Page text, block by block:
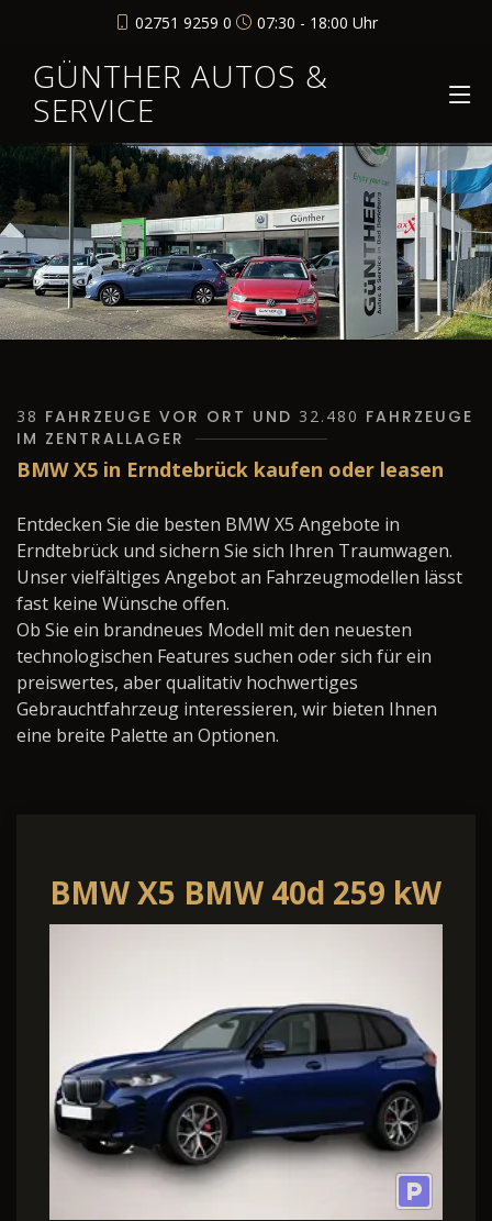
02751 9259 0 07:30 - 18:00 Uhr
GÜNTHER AUTOS &
SERVICE
38 FAHRZEUGE VOR ORT UND 32.480 FAHRZEUGE
IM ZENTRALLAGER
BMW X5 in Erndtebrück kaufen oder leasen
Entdecken Sie die besten BMW X5 Angebote in
Erndtebrück und sichern Sie sich Ihren Traumwagen.
Unser vielfältiges Angebot an Fahrzeugmodellen lässt
fast keine Wünsche offen.
Ob Sie ein brandneues Modell mit den neuesten
technologischen Features suchen oder sich für ein
preiswertes, aber qualitativ hochwertiges
Gebrauchtfahrzeug interessieren, wir bieten Ihnen
eine breite Palette an Optionen.
BMW X5 BMW 40d 259 kW
(352 PS) 8-Gang